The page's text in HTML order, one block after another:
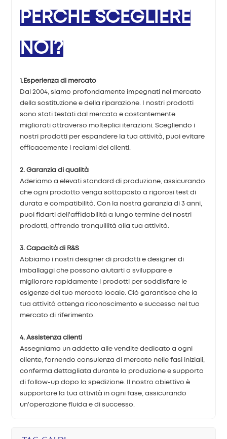
PERCHÉ SCEGLIERE
NOI?
1.Esperienza di mercato
Dal 2004, siamo profondamente impegnati nel mercato
della sostituzione e della riparazione. I nostri prodotti
sono stati testati dal mercato e costantemente
migliorati attraverso molteplici iterazioni. Scegliendo i
nostri prodotti per espandere la tua attività, puoi evitare
efficacemente i reclami dei clienti.
2. Garanzia di qualità
Aderiamo a elevati standard di produzione, assicurando
che ogni prodotto venga sottoposto a rigorosi test di
durata e compatibilità. Con la nostra garanzia di 3 anni,
puoi fidarti dell'affidabilità a lungo termine dei nostri
prodotti, offrendo tranquillità alla tua attività.
3. Capacità di R&S
Abbiamo i nostri designer di prodotti e designer di
imballaggi che possono aiutarti a sviluppare e
migliorare rapidamente i prodotti per soddisfare le
esigenze del tuo mercato locale. Ciò garantisce che la
tua attività ottenga riconoscimento e successo nel tuo
mercato di riferimento.
4. Assistenza clienti
Assegniamo un addetto alle vendite dedicato a ogni
cliente, fornendo consulenza di mercato nelle fasi iniziali,
conferma dettagliata durante la produzione e supporto
di follow-up dopo la spedizione. Il nostro obiettivo è
supportare la tua attività in ogni fase, assicurando
un'operazione fluida e di successo.